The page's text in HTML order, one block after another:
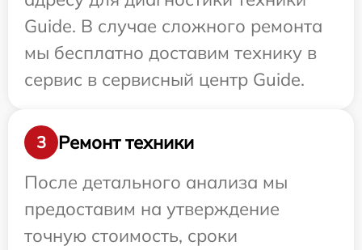
Guide. В случае сложного ремонта
мы бесплатно доставим технику в
сервис в сервисный центр Guide.
3
Ремонт техники
После детального анализа мы
предоставим на утверждение
точную стоимость, сроки